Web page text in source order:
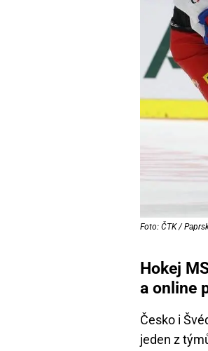
Foto: ČTK /
Hokej
a online
Česko i
jeden z